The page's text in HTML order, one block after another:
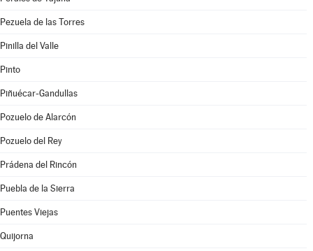
Pezuela de las Torres
Pinilla del Valle
Pinto
Piñuécar-Gandullas
Pozuelo de Alarcón
Pozuelo del Rey
Prádena del Rincón
Puebla de la Sierra
Puentes Viejas
Quijorna